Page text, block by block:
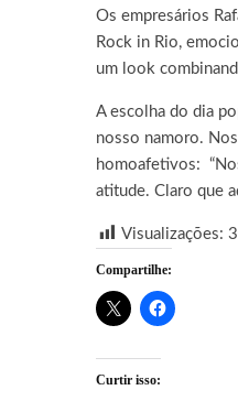
Os empresários
Rock in Rio,
um look
A escolha do dia
nosso namoro.
homoafetivos:
atitude. Claro que
Visualizações:
Compartilhe:
Curtir isso: